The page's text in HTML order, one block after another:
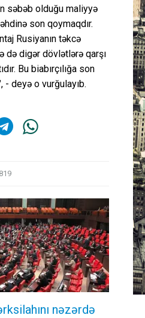
səbəb olduğu maliyyə
son qoymaqdır.
Rusiyanın təkcə
də digər dövlətlərə qarşı
Bu biabırçılığa son
- deyə o vurğulayıb.
819
nəzərdə